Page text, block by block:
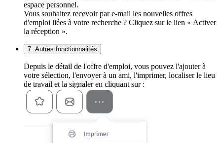
espace personnel.
Vous souhaitez recevoir par e-mail les nouvelles offres
d'emploi liées à votre recherche ? Cliquez sur le lien « Activer
la réception ».
7. Autres fonctionnalités
Depuis le détail de l'offre d'emploi, vous pouvez l'ajouter à
votre sélection, l'envoyer à un ami, l'imprimer, localiser le lieu
de travail et la signaler en cliquant sur :